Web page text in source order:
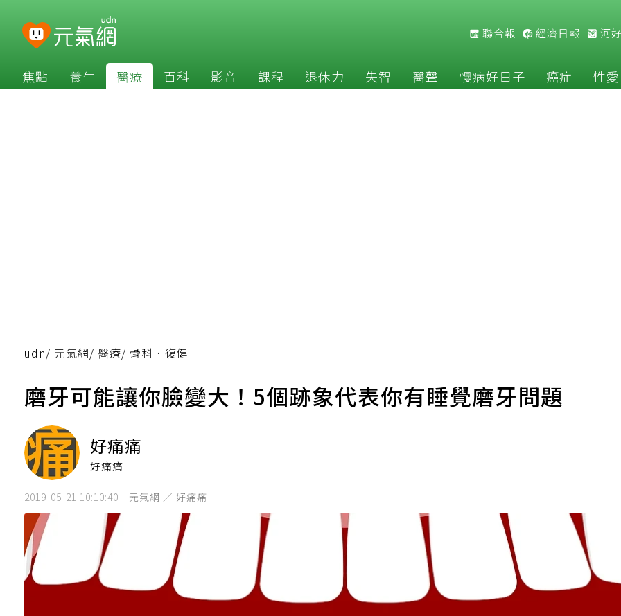
聯合報 經濟日報 河
焦點 養生 醫療 百科 影音 課程 退休力 失智 醫聲 慢病好日子 癌症 性愛
udn/ 元氣網/ 醫療/ 骨科．復健
磨牙可能讓你臉變大！5個跡象代表你有睡覺磨牙問題
好痛痛
好痛痛
2019-05-21 10:10:40 元氣網 ／ 好痛痛